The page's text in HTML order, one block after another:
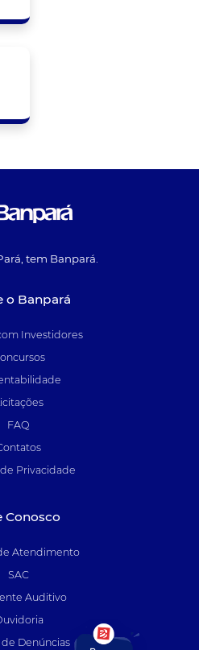
tem Banpará.
o Banpará
Investidores
FAQ
Privacidade
Conosco
Atendimento
SAC
Auditivo
de Denúncias